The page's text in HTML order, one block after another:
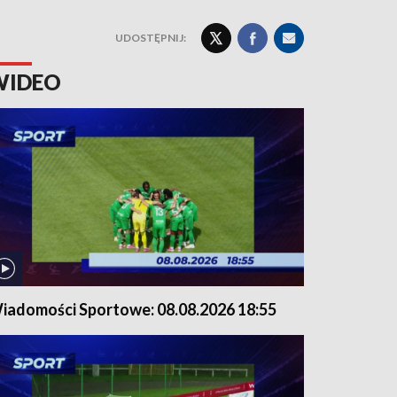
UDOSTĘPNIJ:
Sportowe: 08.08.2026 18:55